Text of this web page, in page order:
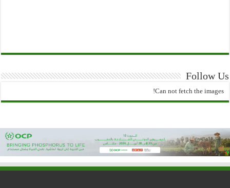
Follow Us
Can not fetch the images!